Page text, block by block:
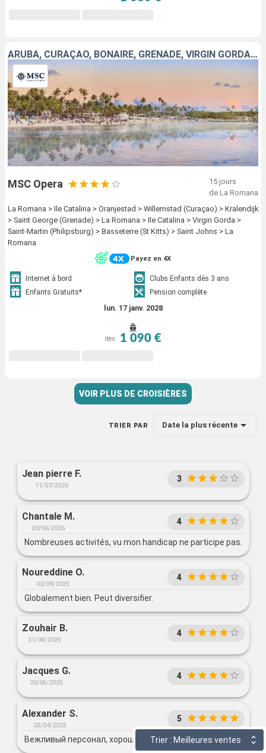
Trier : Meilleures ventes
ARUBA, CURAÇAO, BONAIRE, GRENADE, VIRGIN GORDA, SAINT-MARTIN, SAINT-CHRISTOPHE-ET-NIÉVÈS, ANTIGUA-ET-BARBUDA, RÉPUBLIQUE DOMINICAINE
MSC Opera
15 jours
de La Romana
La Romana > Ile Catalina > Oranjestad > Willemstad (Curaçao) > Kralendijk
> Saint George (Grenade) > La Romana > Ile Catalina > Virgin Gorda >
Saint-Martin (Philipsburg) > Basseterre (St Kitts) > Saint Johns > La
Romana
Payez en 4X
Internet à bord
Clubs Enfants dès 3 ans
Enfants Gratuits*
Pension complète
lun. 17 janv. 2028
dès 1 090 €
VOIR PLUS DE CROISIÈRES
TRIER PAR Date la plus récente
Jean pierre F.
11/07/2026
3
Chantale M.
20/06/2026
4
Nombreuses activités, vu mon handicap ne participe pas.
Noureddine O.
02/09/2025
4
Globalement bien. Peut diversifier.
Zouhair B.
31/08/2025
4
Jacques G.
20/05/2025
4
Alexander S.
03/04/2025
5
Вежливый персонал, хорошее обслуживание.